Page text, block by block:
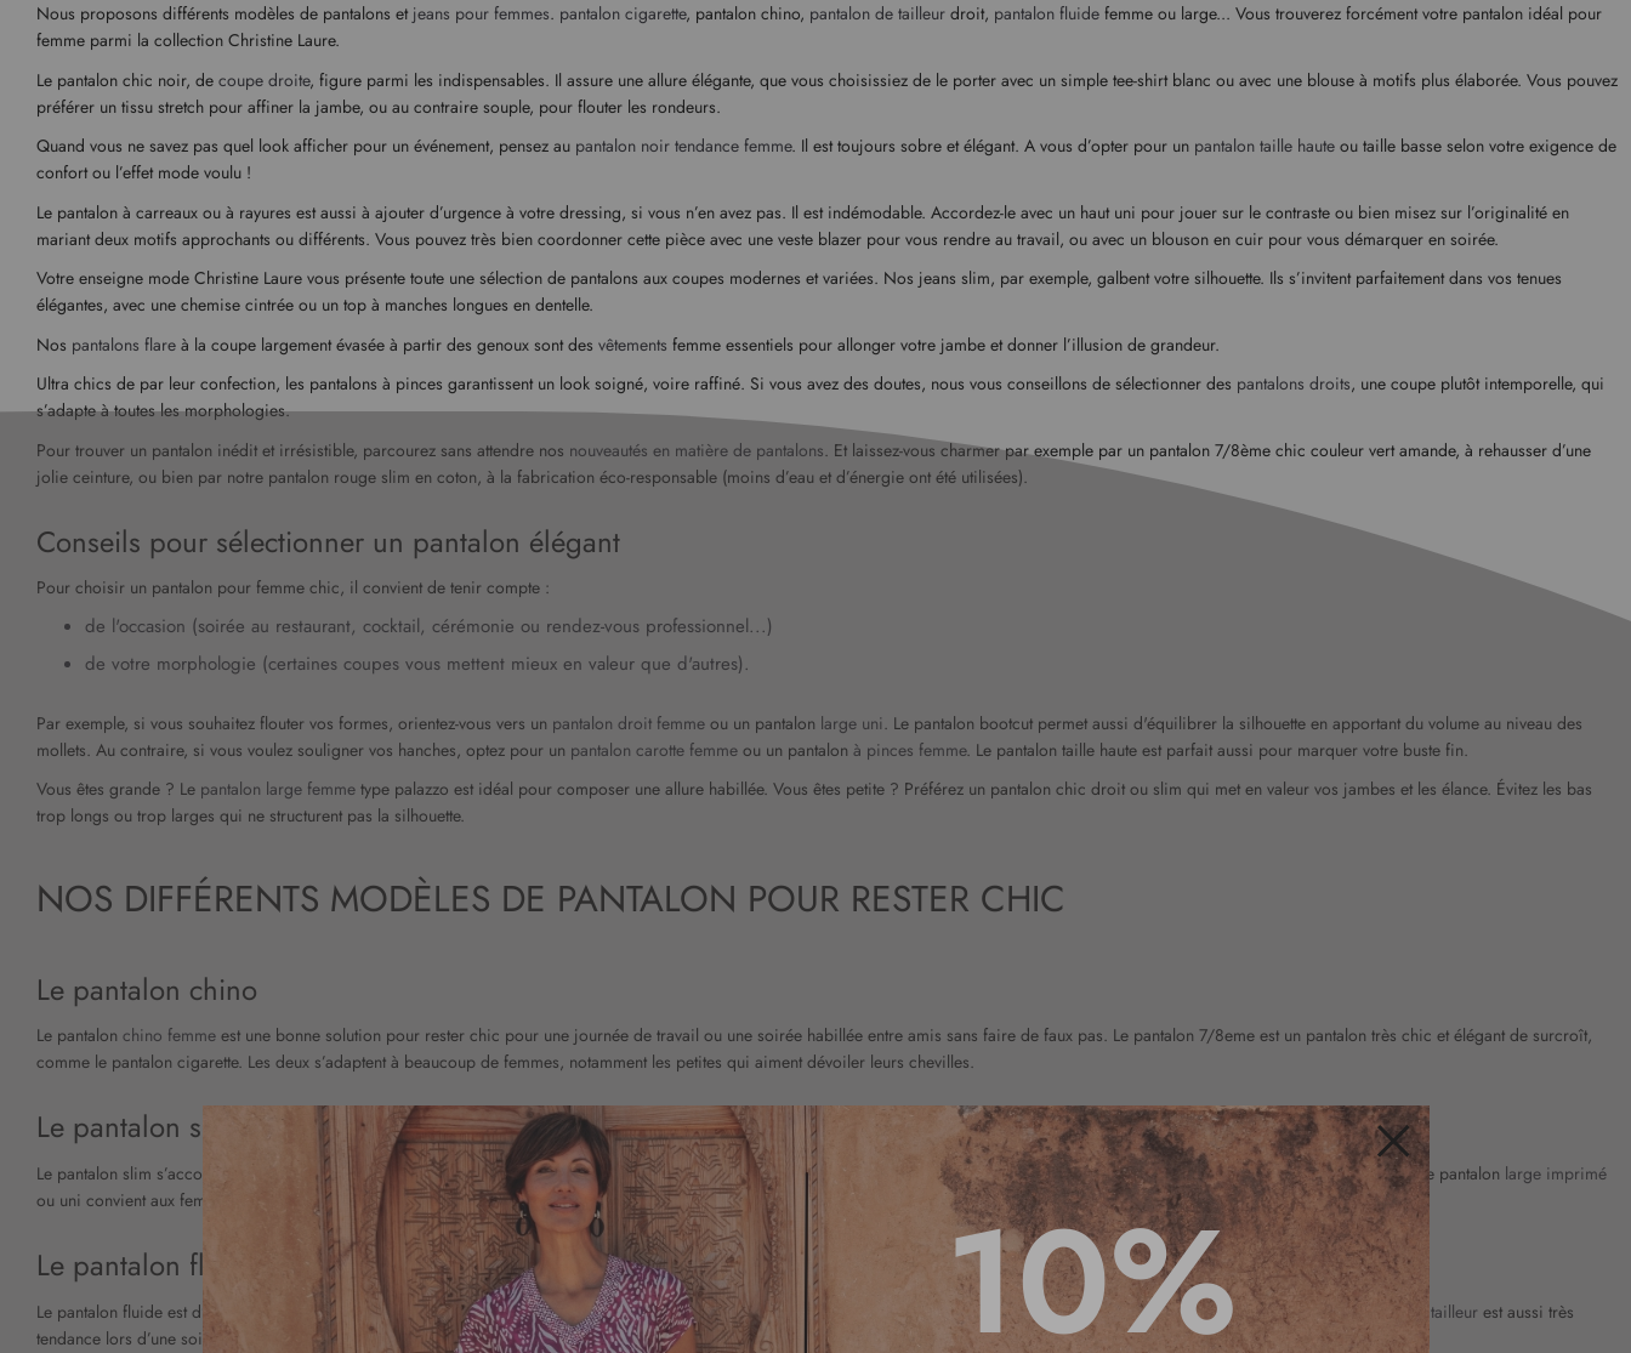
Nous proposons différents modèles de pantalons et jeans pour femmes. pantalon cigarette, pantalon chino, pantalon de tailleur droit, pantalon fluide femme ou large... Vous trouverez forcément votre pantalon idéal pour
femme parmi la collection Christine Laure.
Le pantalon chic noir, de coupe droite, figure parmi les indispensables. Il assure une allure élégante, que vous choisissiez de le porter avec un simple tee-shirt blanc ou avec une blouse à motifs plus élaborée. Vous pouvez
préférer un tissu stretch pour affiner la jambe, ou au contraire souple, pour flouter les rondeurs.
Quand vous ne savez pas quel look afficher pour un événement, pensez au pantalon noir tendance femme. Il est toujours sobre et élégant. A vous d’opter pour un pantalon taille haute ou taille basse selon votre exigence de
confort ou l’effet mode voulu !
Le pantalon à carreaux ou à rayures est aussi à ajouter d’urgence à votre dressing, si vous n’en avez pas. Il est indémodable. Accordez-le avec un haut uni pour jouer sur le contraste ou bien misez sur l’originalité en
mariant deux motifs approchants ou différents. Vous pouvez très bien coordonner cette pièce avec une veste blazer pour vous rendre au travail, ou avec un blouson en cuir pour vous démarquer en soirée.
Votre enseigne mode Christine Laure vous présente toute une sélection de pantalons aux coupes modernes et variées. Nos jeans slim, par exemple, galbent votre silhouette. Ils s’invitent parfaitement dans vos tenues
élégantes, avec une chemise cintrée ou un top à manches longues en dentelle.
Nos pantalons flare à la coupe largement évasée à partir des genoux sont des vêtements femme essentiels pour allonger votre jambe et donner l’illusion de grandeur.
Ultra chics de par leur confection, les pantalons à pinces garantissent un look soigné, voire raffiné. Si vous avez des doutes, nous vous conseillons de sélectionner des pantalons droits, une coupe plutôt intemporelle, qui
s’adapte à toutes les morphologies.
Pour trouver un pantalon inédit et irrésistible, parcourez sans attendre nos nouveautés en matière de pantalons. Et laissez-vous charmer par exemple par un pantalon 7/8ème chic couleur vert amande, à rehausser d’une
jolie ceinture, ou bien par notre pantalon rouge slim en coton, à la fabrication éco-responsable (moins d’eau et d’énergie ont été utilisées).
Conseils pour sélectionner un pantalon élégant
Pour choisir un pantalon pour femme chic, il convient de tenir compte :
de l'occasion (soirée au restaurant, cocktail, cérémonie ou rendez-vous professionnel...)
de votre morphologie (certaines coupes vous mettent mieux en valeur que d'autres).
Par exemple, si vous souhaitez flouter vos formes, orientez-vous vers un pantalon droit femme ou un pantalon large uni. Le pantalon bootcut permet aussi d'équilibrer la silhouette en apportant du volume au niveau des
mollets. Au contraire, si vous voulez souligner vos hanches, optez pour un pantalon carotte femme ou un pantalon à pinces femme. Le pantalon taille haute est parfait aussi pour marquer votre buste fin.
Vous êtes grande ? Le pantalon large femme type palazzo est idéal pour composer une allure habillée. Vous êtes petite ? Préférez un pantalon chic droit ou slim qui met en valeur vos jambes et les élance. Évitez les bas
trop longs ou trop larges qui ne structurent pas la silhouette.
NOS DIFFÉRENTS MODÈLES DE PANTALON POUR RESTER CHIC
Le pantalon chino
Le pantalon chino femme est une bonne solution pour rester chic pour une journée de travail ou une soirée habillée entre amis sans faire de faux pas. Le pantalon 7/8eme est un pantalon très chic et élégant de surcroît,
comme le pantalon cigarette. Les deux s’adaptent à beaucoup de femmes, notamment les petites qui aiment dévoiler leurs chevilles.
Le pantalon slim, droit et large
Le pantalon slim s’accorde également très bien à une tenue chic et sobre. Le pantalon droit est adapté pour toutes les femmes qui veulent un rendu classique et sobre : en noir, il est très élégant. Le pantalon large imprimé
ou uni convient aux femmes minces qui veulent donner du volume, mais aussi pour les femmes rondes.
Le pantalon fluide
Le pantalon fluide est d’un confort sans nom, il est idéal pour se sentir à l’aise toute la journée, et la couleur noire peut être très chic avec quelques accessoires et un joli haut moulant. Le pantalon tailleur est aussi très
tendance lors d’une soirée, et reste très féminin et élégant. Un pantalon taille haute est également un pantalon qui peut convenir pour une tenue élégante : idéal avec un
chemisier
rentré dedans.
Fermer
10%